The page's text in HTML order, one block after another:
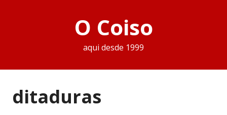
O Coiso
aqui desde 1999
ditaduras